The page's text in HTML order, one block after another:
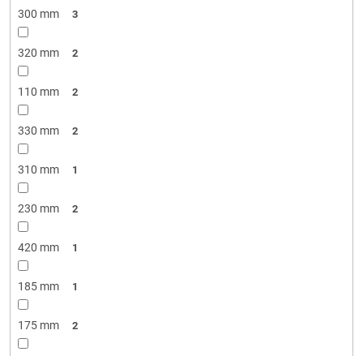
300 mm 3
320 mm 2
110 mm 2
330 mm 2
310 mm 1
230 mm 2
420 mm 1
185 mm 1
175 mm 2